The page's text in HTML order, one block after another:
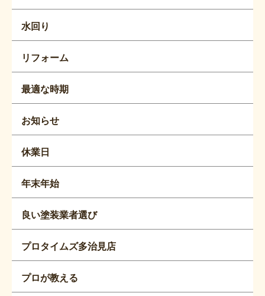
水回り
リフォーム
最適な時期
お知らせ
休業日
年末年始
良い塗装業者選び
プロタイムズ多治見店
プロが教える